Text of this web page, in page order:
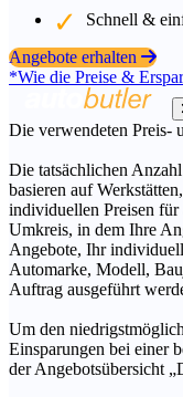
Schnell &
Angebote erhalten
*Wie die Preise &
Die verwendeten Preis-
Die tatsächlichen
basieren auf
individuellen Preisen
Umkreis, in dem Ihre
Angebote, Ihr
Automarke, Modell,
Auftrag ausgeführt
Um den
Einsparungen bei einer
der Angebotsübersicht